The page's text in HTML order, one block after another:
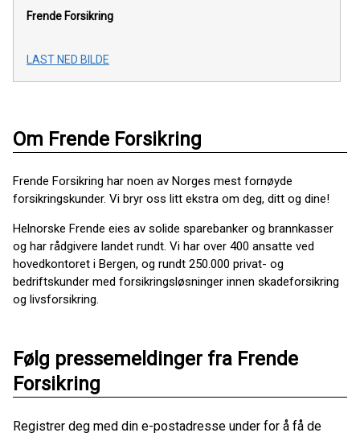
Frende Forsikring
LAST NED BILDE
Om Frende Forsikring
Frende Forsikring har noen av Norges mest fornøyde
forsikringskunder. Vi bryr oss litt ekstra om deg, ditt og dine!
Helnorske Frende eies av solide sparebanker og brannkasser
og har rådgivere landet rundt. Vi har over 400 ansatte ved
hovedkontoret i Bergen, og rundt 250.000 privat- og
bedriftskunder med forsikringsløsninger innen skadeforsikring
og livsforsikring.
Følg pressemeldinger fra Frende
Forsikring
Registrer deg med din e-postadresse under for å få de